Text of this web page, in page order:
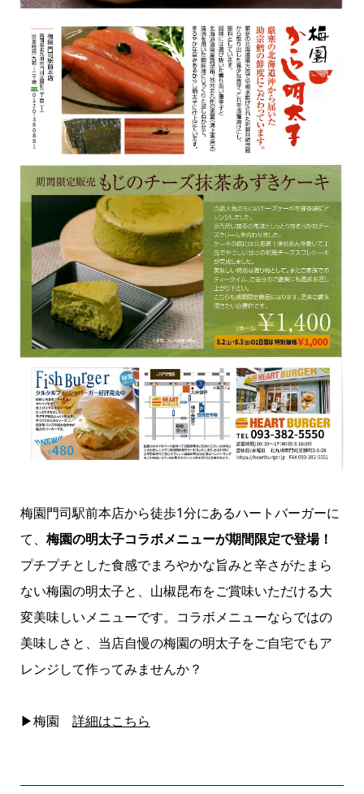
梅園門司駅前本店から徒歩1分にあるハートバーガーに
て、 梅園の明太子コラボメニューが期間限定で登場！
プチプチとした食感でまろやかな旨みと辛さがたまら
ない梅園の明太子と、山椒昆布をご賞味いただける大
変美味しいメニューです。コラボメニューならではの
美味しさと、当店自慢の梅園の明太子をご自宅でもア
レンジして作ってみませんか？
▶梅園 詳細はこちら